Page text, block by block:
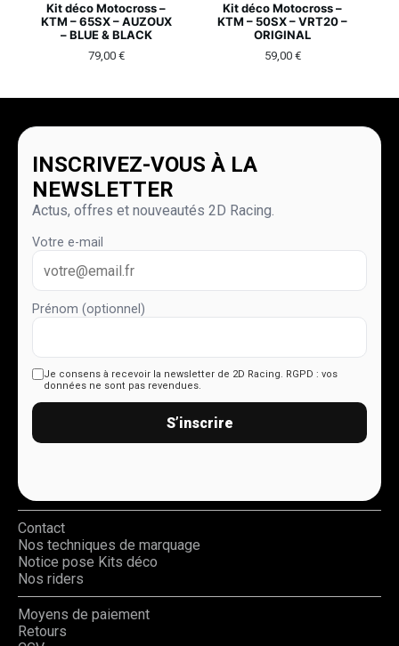
Kit déco Motocross –
KTM – 65SX – AUZOUX
– BLUE & BLACK
79,00 €
Kit déco Motocross –
KTM – 50SX – VRT20 –
ORIGINAL
59,00 €
INSCRIVEZ-VOUS À LA
NEWSLETTER
Actus, offres et nouveautés 2D Racing.
Votre e-mail
Prénom (optionnel)
Je consens à recevoir la newsletter de 2D Racing. RGPD : vos
données ne sont pas revendues.
S’inscrire
Contact
Nos techniques de marquage
Notice pose Kits déco
Nos riders
Moyens de paiement
Retours